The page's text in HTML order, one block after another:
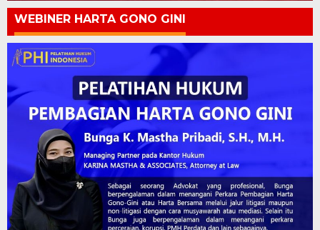
WEBINER HARTA GONO GINI